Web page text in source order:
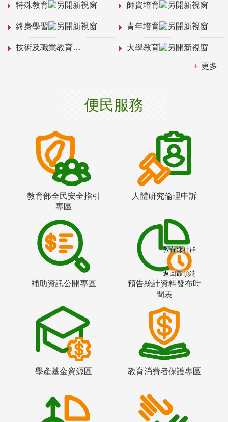
特殊教育 師資培育
終身學習 青年培育
技術及職業教育 大學教育
更多
便民服務
教育部全民安全指引
專區
人體研究倫理申訴
補助資訊公開專區
預告統計資料發布時
間表
學產基金資源區 教育消費者保護專區
教育部社群
返回最頂端